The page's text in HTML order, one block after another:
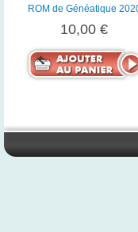
ROM de Généatique
10,00 €